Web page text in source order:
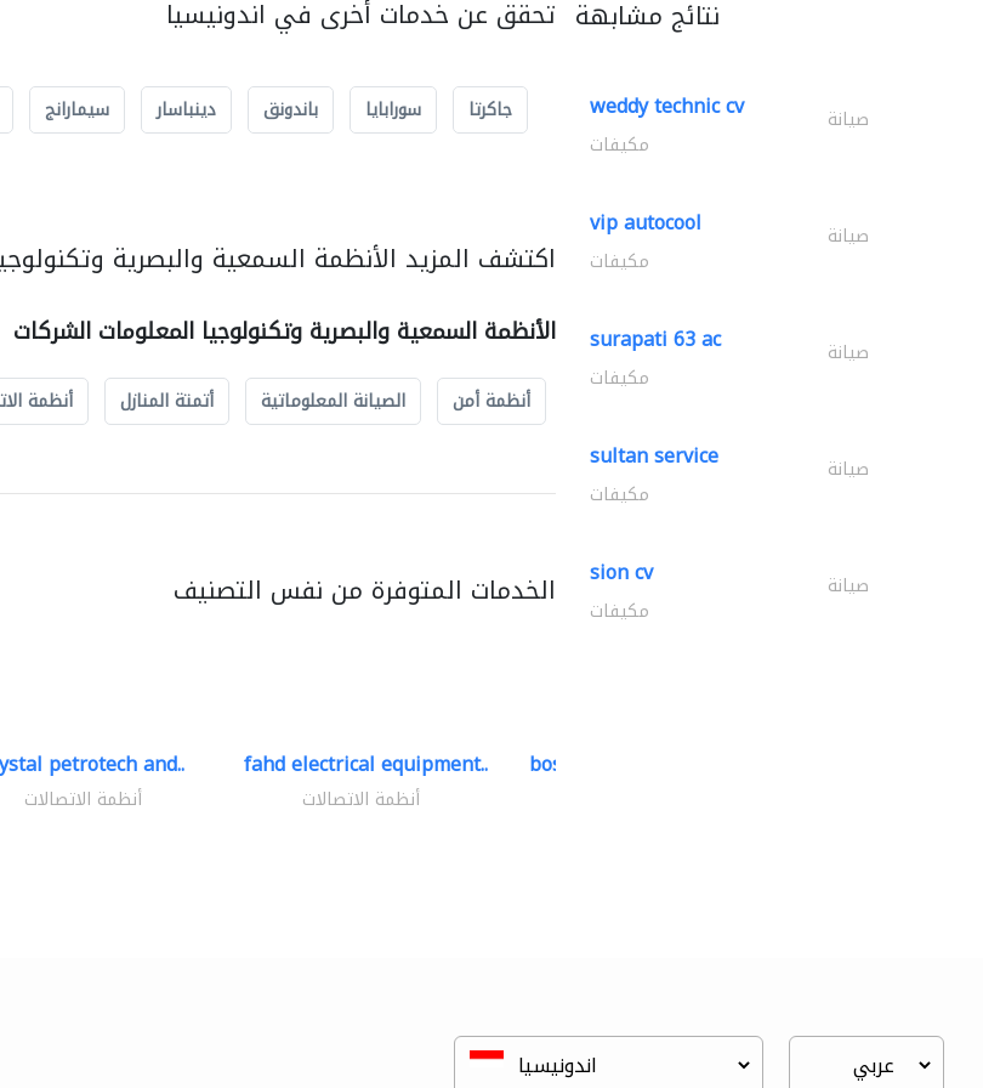
تحقق عن خدمات أخرى في اندونيسيا
جاكرتا سورابايا باندونق دينباسار سيمارانج
اكتشف المزيد الأنظمة السمعية والبصرية
الأنظمة السمعية والبصرية وتكنولوجيا المعلومات الشركات
أنظمة أمن الصيانة المعلوماتية أتمتة المنازل أنظمة
الخدمات المتوفرة من نفس التصنيف
petrotech and..
أنظمة الاتصالات
fahd electrical equipment..
أنظمة الاتصالات
bosch security systems..
نتائج مشابهة
weddy technic cv صيانة
مكيفات
vip autocool صيانة
مكيفات
surapati 63 ac صيانة
مكيفات
sultan service صيانة
مكيفات
sion cv صيانة
مكيفات